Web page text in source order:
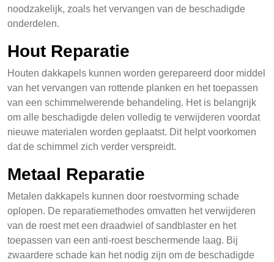
noodzakelijk, zoals het vervangen van de beschadigde
onderdelen.
Hout Reparatie
Houten dakkapels kunnen worden gerepareerd door middel
van het vervangen van rottende planken en het toepassen
van een schimmelwerende behandeling. Het is belangrijk
om alle beschadigde delen volledig te verwijderen voordat
nieuwe materialen worden geplaatst. Dit helpt voorkomen
dat de schimmel zich verder verspreidt.
Metaal Reparatie
Metalen dakkapels kunnen door roestvorming schade
oplopen. De reparatiemethodes omvatten het verwijderen
van de roest met een draadwiel of sandblaster en het
toepassen van een anti-roest beschermende laag. Bij
zwaardere schade kan het nodig zijn om de beschadigde